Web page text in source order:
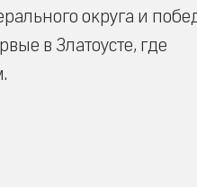
округа и
в Златоусте, где